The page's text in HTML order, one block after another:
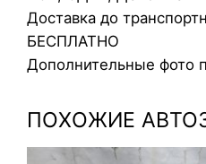
s
R
X
0
Доставка до
БЕСПЛАТНО
Дополнительные фото
ПОХОЖИЕ